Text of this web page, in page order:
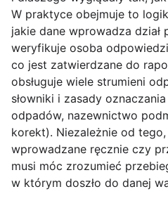
W praktyce obejmuje to
jakie dane wprowadza
weryfikuje osoba
co jest zatwierdzane do
obsługuje wiele strumieni
słowniki i zasady
odpadów, nazewnictwo
korekt). Niezależnie od
wprowadzane ręcznie czy
musi móc zrozumieć
w którym doszło do danej